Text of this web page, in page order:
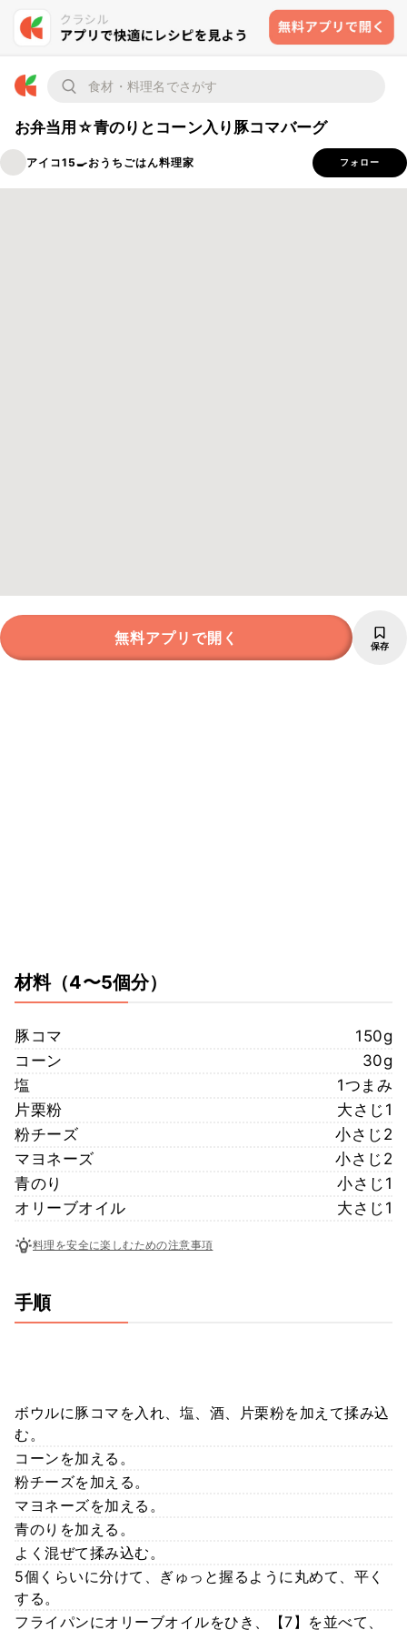
お弁当用☆青のりとコーン入り豚コマバーグ
アイコ15🍳おうちごはん料理家 フォロー
無料アプリで開く 保存
材料（4〜5個分）
豚コマ
150g
コーン
30g
塩
1つまみ
片栗粉
大さじ1
粉チーズ
小さじ2
マヨネーズ
小さじ2
青のり
小さじ1
オリーブオイル
大さじ1
料理を安全に楽しむための注意事項
手順
ボウルに豚コマを入れ、塩、酒、片栗粉を加えて揉み込
む。
コーンを加える。
粉チーズを加える。
マヨネーズを加える。
青のりを加える。
よく混ぜて揉み込む。
5個くらいに分けて、ぎゅっと握るように丸めて、平く
する。
フライパンにオリーブオイルをひき、【7】を並べて、